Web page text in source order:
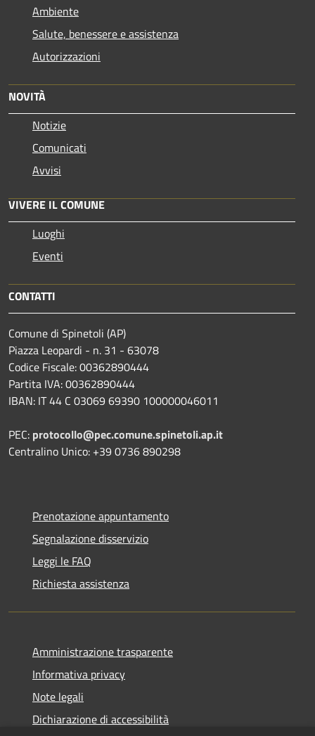
Ambiente
Salute, benessere e assistenza
Autorizzazioni
NOVITÀ
Notizie
Comunicati
Avvisi
VIVERE IL COMUNE
Luoghi
Eventi
CONTATTI
Comune di Spinetoli (AP)
Piazza Leopardi - n. 31 - 63078
Codice Fiscale: 00362890444
Partita IVA: 00362890444
IBAN: IT 44 C 03069 69390 100000046011
PEC: protocollo@pec.comune.spinetoli.ap.it
Centralino Unico: +39 0736 890298
Prenotazione appuntamento
Segnalazione disservizio
Leggi le FAQ
Richiesta assistenza
Amministrazione trasparente
Informativa privacy
Note legali
Dichiarazione di accessibilità